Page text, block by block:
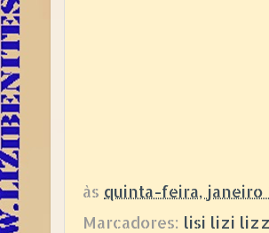
às quinta-feira, janeiro
Marcadores: lisi lizi